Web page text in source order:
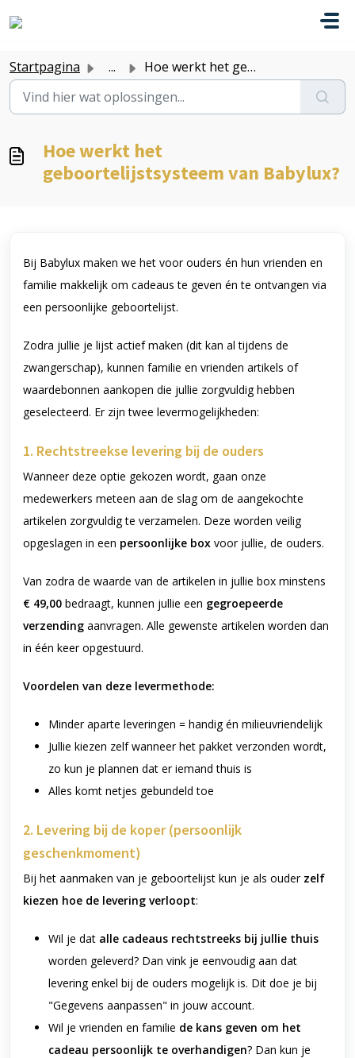
Startpagina ... Hoe werkt het geboortelijstsysteem van Babylux?
Hoe werkt het
geboortelijstsysteem van Babylux?
Bij Babylux maken we het voor ouders én hun vrienden en
familie makkelijk om cadeaus te geven én te ontvangen via
een persoonlijke geboortelijst.
Zodra jullie je lijst actief maken (dit kan al tijdens de
zwangerschap), kunnen familie en vrienden artikels of
waardebonnen aankopen die jullie zorgvuldig hebben
geselecteerd. Er zijn twee levermogelijkheden:
1. Rechtstreekse levering bij de ouders
Wanneer deze optie gekozen wordt, gaan onze
medewerkers meteen aan de slag om de aangekochte
artikelen zorgvuldig te verzamelen. Deze worden veilig
opgeslagen in een persoonlijke box voor jullie, de ouders.
Van zodra de waarde van de artikelen in jullie box minstens
€ 49,00 bedraagt, kunnen jullie een gegroepeerde
verzending aanvragen. Alle gewenste artikelen worden dan
in één keer opgestuurd.
Voordelen van deze levermethode:
Minder aparte leveringen = handig én milieuvriendelijk
Jullie kiezen zelf wanneer het pakket verzonden wordt,
zo kun je plannen dat er iemand thuis is
Alles komt netjes gebundeld toe
2. Levering bij de koper (persoonlijk
geschenkmoment)
Bij het aanmaken van je geboortelijst kun je als ouder zelf
kiezen hoe de levering verloopt:
Wil je dat alle cadeaus rechtstreeks bij jullie thuis
worden geleverd? Dan vink je eenvoudig aan dat
levering enkel bij de ouders mogelijk is. Dit doe je bij
"Gegevens aanpassen" in jouw account.
Wil je vrienden en familie de kans geven om het
cadeau persoonlijk te overhandigen? Dan kun je